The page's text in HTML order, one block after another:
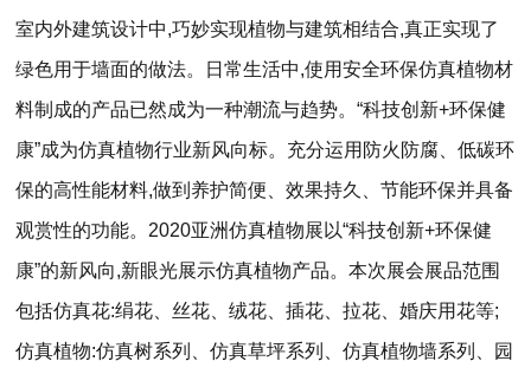
室内外建筑设计中,巧妙实现植物与建筑相结合,真正实现了
绿色用于墙面的做法。日常生活中,使用安全环保仿真植物材
料制成的产品已然成为一种潮流与趋势。“科技创新+环保健
康”成为仿真植物行业新风向标。充分运用防火防腐、低碳环
保的高性能材料,做到养护简便、效果持久、节能环保并具备
观赏性的功能。2020亚洲仿真植物展以“科技创新+环保健
康”的新风向,新眼光展示仿真植物产品。本次展会展品范围
包括仿真花:绢花、丝花、绒花、插花、拉花、婚庆用花等;
仿真植物:仿真树系列、仿真草坪系列、仿真植物墙系列、园